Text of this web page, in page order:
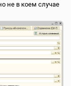
не в коем случае